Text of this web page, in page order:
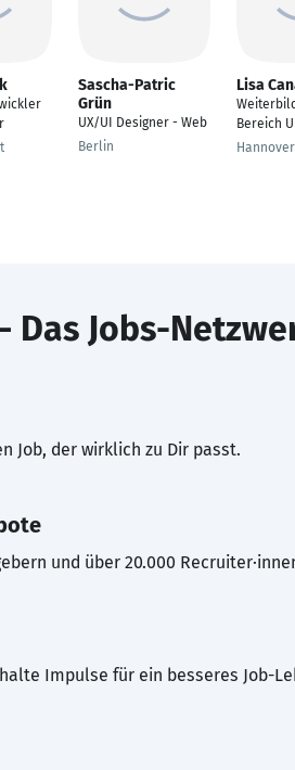
Sascha-Patric
Grün
UX/UI Designer - Web
Berlin
Lisa
Bereich
Hannover
Das Jobs-
Job, der wirklich zu Dir passt.
und über 20.000
Impulse für ein besseres Job-